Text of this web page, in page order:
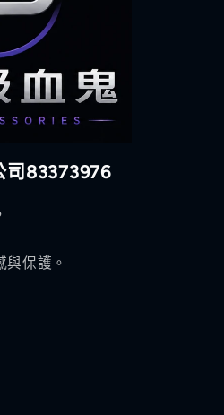
司83373976
與保護。